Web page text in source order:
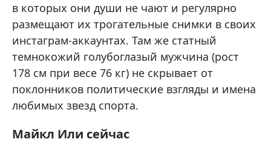
в которых они души не чают и регулярно
размещают их трогательные снимки в своих
инстаграм-аккаунтах. Там же статный
темнокожий голубоглазый мужчина (рост
178 см при весе 76 кг) не скрывает от
поклонников политические взгляды и имена
любимых звезд спорта.
Майкл Или сейчас